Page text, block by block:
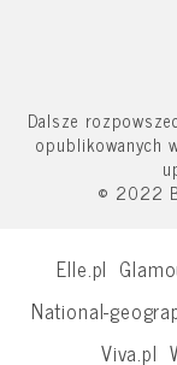
Dalsze
opublikowanych
© 2022
Elle.pl
National-
Viva.pl